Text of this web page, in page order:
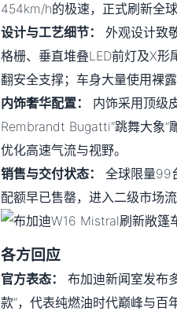
454km/h的极速，正式刷新全
设计与工艺细节：
外观设计致
格栅、垂直堆叠LED前灯及X形
翻安全支撑；车身大量使用裸露
内饰奢华配置：
内饰采用顶级
Rembrandt Bugatti“跳舞大象”
优化高速气流与视野。
销售与交付状态：
全球限量99
配额早已售罄，进入二级市场流
各方回应
官方表态：
布加迪新闻室发布
款”，代表纯燃油时代巅峰与百